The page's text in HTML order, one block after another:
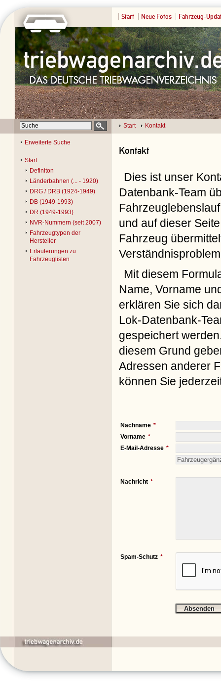
Start Neue Fotos Fahrzeug-
Start Kontakt
Erweiterte Suche
Start
Definiton
Länderbahnen (... - 1920)
DRG / DRB (1924-1949)
DB (1949-1993)
DR (1949-1993)
NVR-Nummern (seit 2007)
Fahrzeugtypen der
Hersteller
Erläuterungen zu
Fahrzeuglisten
Kontakt
Dies ist unser
Datenbank-Team
und auf dieser
Fahrzeug
Mit diesem
Name, Vorname
erklären Sie sich
Lok-Datenbank-
gespeichert
diesem Grund
Adressen anderer
können Sie
Nachname
Vorname
E-Mail-Adresse
Nachricht
Spam-Schutz